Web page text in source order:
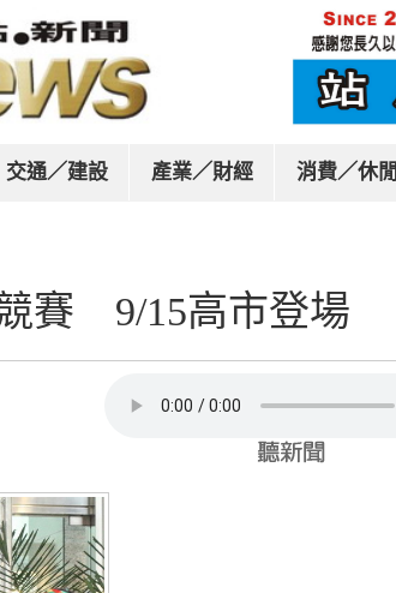
交通／建設 產業／財經 消費／休閒
賽 9/15高市登場